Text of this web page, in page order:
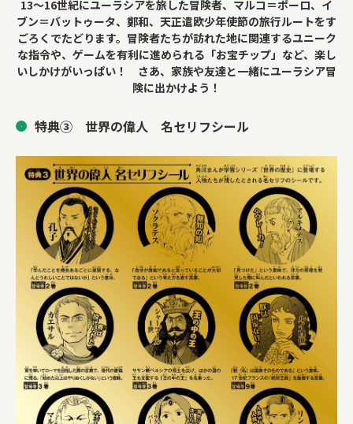
13～16世紀にユーラシアを旅した冒険者、マルコ＝ポーロ、イ
ブン＝バットゥータ、鄭和、天正遣欧少年使節の旅行ルートをす
ごろくでたどります。冒険者たちが訪れた地に関連するユニーク
な指令や、ゲームを有利に進められる「お宝チップ」など、楽し
いしかけがいっぱい！ さあ、家族や友達と一緒にユーラシア冒
険に出かけよう！
特典③ 世界の偉人 名セリフシール